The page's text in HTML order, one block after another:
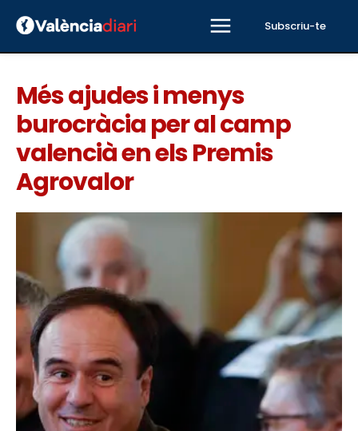
Subscriu-te
Més ajudes i menys
burocràcia per al camp
valencià en els Premis
Agrovalor